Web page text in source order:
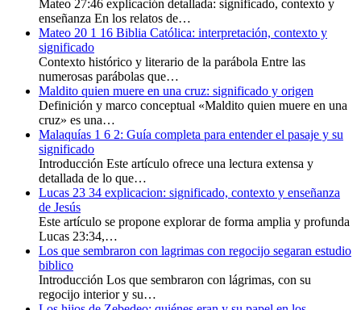
Mateo 27:46 explicación detallada: significado, contexto y
enseñanza En los relatos de…
Mateo 20 1 16 Biblia Católica: interpretación, contexto y
significado
Contexto histórico y literario de la parábola Entre las
numerosas parábolas que…
Maldito quien muere en una cruz: significado y origen
Definición y marco conceptual «Maldito quien muere en una
cruz» es una…
Malaquías 1 6 2: Guía completa para entender el pasaje y su
significado
Introducción Este artículo ofrece una lectura extensa y
detallada de lo que…
Lucas 23 34 explicacion: significado, contexto y enseñanza
de Jesús
Este artículo se propone explorar de forma amplia y profunda
Lucas 23:34,…
Los que sembraron con lagrimas con regocijo segaran estudio
biblico
Introducción Los que sembraron con lágrimas, con su
regocijo interior y su…